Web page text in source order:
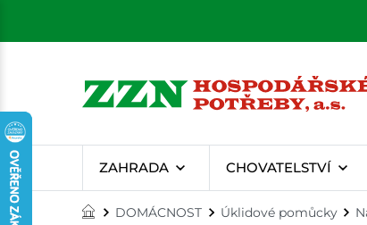
ZAHRADA CHOVATELSTVÍ
DOMÁCNOST Úklidové pomůcky